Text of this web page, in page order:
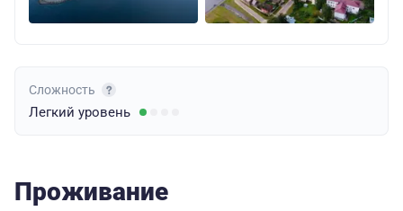
Сложность
Легкий уровень
Проживание